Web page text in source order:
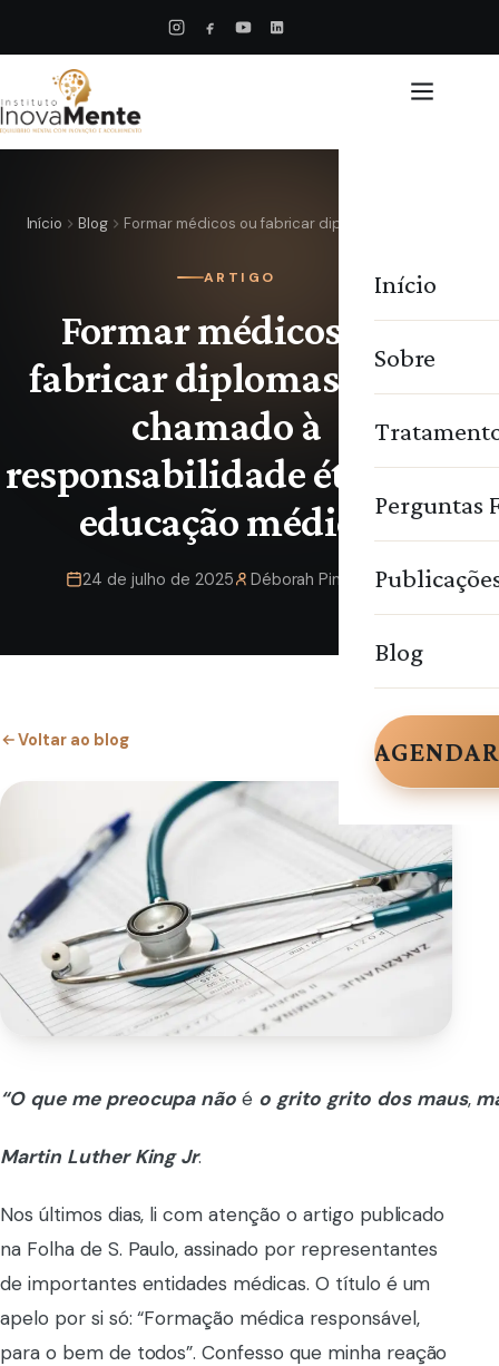
Início
Sobre
Perguntas
Blog
Início Blog Formar médicos ou fabricar diplomas? Um…
ARTIGO
Formar médicos ou
fabricar diplomas? Um
chamado à
responsabilidade ética na
educação médica
24 de julho de 2025 Déborah Pimentel
Voltar ao blog
“O que me preocupa não é o grito grito dos maus,
Martin Luther King Jr.
Nos últimos dias, li com atenção o artigo publicado
na Folha de S. Paulo, assinado por representantes
de importantes entidades médicas. O título é um
apelo por si só: “Formação médica responsável,
para o bem de todos”. Confesso que minha reação